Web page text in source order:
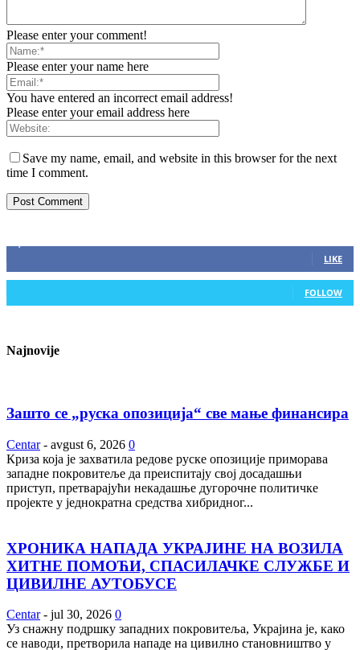
Please enter your comment!
Please enter your name here
You have entered an incorrect email address!
Please enter your email address here
Save my name, email, and website in this browser for the next
time I comment.
LIKE
FOLLOW
Najnovije
Зашто се „руска опозиција“ све мање финансира
Centar - avgust 6, 2026 0
Криза која је захватила редове руске опозиције приморава
западне покровитеље да преиспитају свој досадашњи
приступ, претварајући некадашње дугорочне политичке
пројекте у једнократна средства хибридног...
ХРОНИКА НАПАДА УКРАЈИНЕ НА ВОЗИЛА
ХИТНЕ ПОМОЋИ, СПАСИЛАЧКЕ СЛУЖБЕ И
ЦИВИЛНЕ АУТОБУСЕ
Centar - jul 30, 2026 0
Уз снажну подршку западних покровитеља, Украјина је, како
се наводи, претворила нападе на цивилно становништво у